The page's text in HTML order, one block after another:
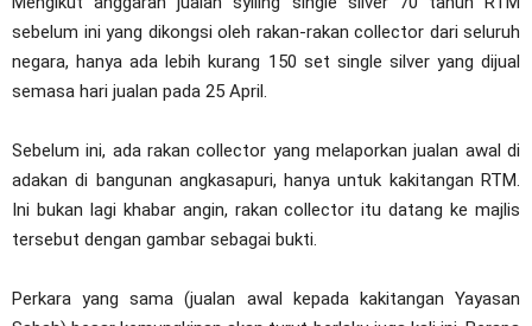
sebelum ini yang dikongsi oleh rakan-rakan collector dari seluruh
negara, hanya ada lebih kurang 150 set single silver yang dijual
semasa hari jualan pada 25 April.
Sebelum ini, ada rakan collector yang melaporkan jualan awal di
adakan di bangunan angkasapuri, hanya untuk kakitangan RTM.
Ini bukan lagi khabar angin, rakan collector itu datang ke majlis
tersebut dengan gambar sebagai bukti.
Perkara yang sama (jualan awal kepada kakitangan Yayasan